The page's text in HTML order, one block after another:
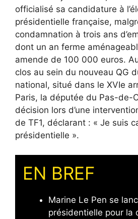
officialisé sa candidature à
présidentielle française,
condamnation à trois ans
dont un an ferme
amende de 100 000 euros.
clos au sein du nouveau QG
national, situé dans le XVIe
Paris, la députée du Pas-de-
décision lors d’une
de TF1, déclarant : « Je suis
présidentielle ».
EN BREF
Marine Le Pen se
présidentielle pour la